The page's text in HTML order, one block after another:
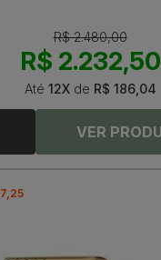
R$ 2.480,00
R$ 2.232,50
Até 12Xde R$ 186,04